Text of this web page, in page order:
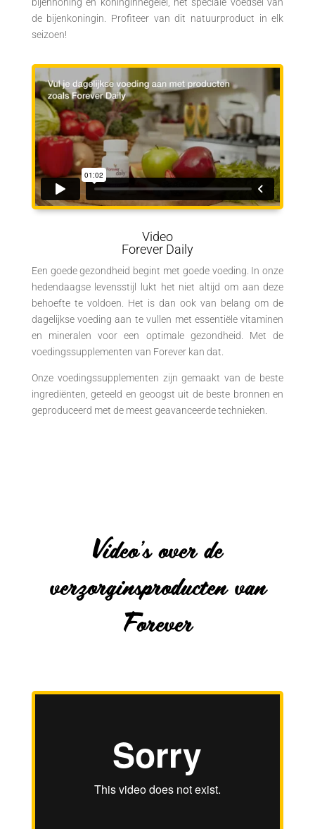
de bijenkoningin. Profiteer van dit natuurproduct in elk
seizoen!
Video
Forever Daily
Een goede gezondheid begint met goede voeding. In onze
hedendaagse levensstijl lukt het niet altijd om aan deze
behoefte te voldoen. Het is dan ook van belang om de
dagelijkse voeding aan te vullen met essentiële vitaminen
en mineralen voor een optimale gezondheid. Met de
voedingssupplementen van Forever kan dat.
Onze voedingssupplementen zijn gemaakt van de beste
ingrediënten, geteeld en geoogst uit de beste bronnen en
geproduceerd met de meest geavanceerde technieken.
Video’s over de
verzorginsproducten van
Forever